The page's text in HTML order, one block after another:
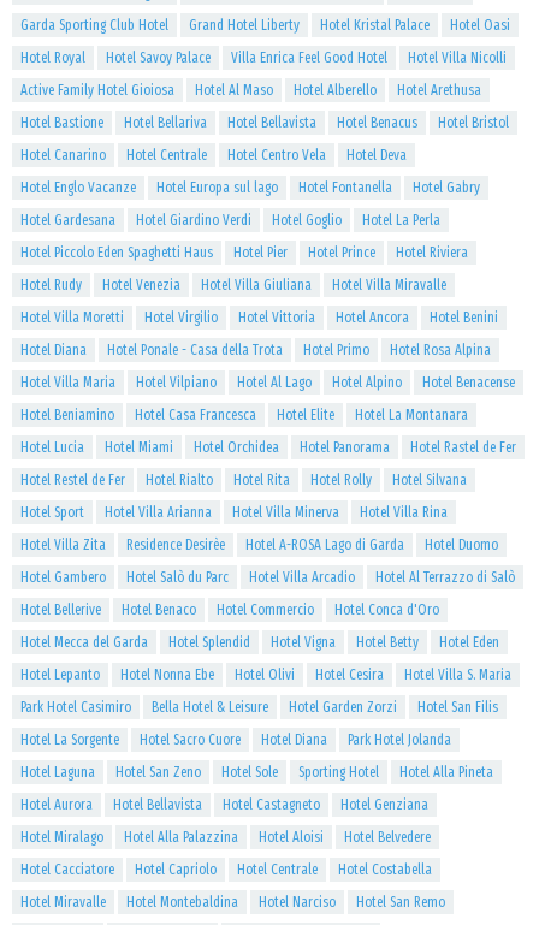
Garda Sporting Club Hotel
Grand Hotel Liberty Hotel Kristal Palace
Hotel Oasi
Hotel Royal
Hotel Savoy Palace Villa Enrica Feel Good Hotel
Hotel Villa Nicolli
Active Family Hotel Gioiosa
Hotel Al Maso Hotel Alberello
Hotel Arethusa
Hotel Bastione
Hotel Bellariva Hotel Bellavista Hotel Benacus
Hotel Bristol
Hotel Canarino
Hotel Centrale Hotel Centro Vela
Hotel Deva
Hotel Englo Vacanze
Hotel Europa sul lago Hotel Fontanella
Hotel Gabry
Hotel Gardesana
Hotel Giardino Verdi Hotel Goglio
Hotel La Perla
Hotel Piccolo Eden Spaghetti Haus
Hotel Pier Hotel Prince
Hotel Riviera
Hotel Rudy
Hotel Venezia Hotel Villa Giuliana
Hotel Villa Miravalle
Hotel Villa Moretti
Hotel Virgilio Hotel Vittoria Hotel Ancora
Hotel Benini
Hotel Diana
Hotel Ponale - Casa della Trota Hotel Primo
Hotel Rosa Alpina
Hotel Villa Maria
Hotel Vilpiano Hotel Al Lago Hotel Alpino
Hotel Benacense
Hotel Beniamino
Hotel Casa Francesca Hotel Elite
Hotel La Montanara
Hotel Lucia
Hotel Miami Hotel Orchidea Hotel Panorama
Hotel Rastel de Fer
Hotel Restel de Fer
Hotel Rialto Hotel Rita Hotel Rolly
Hotel Silvana
Hotel Sport
Hotel Villa Arianna Hotel Villa Minerva
Hotel Villa Rina
Hotel Villa Zita
Residence Desirèe Hotel A-ROSA Lago di Garda
Hotel Duomo
Hotel Gambero
Hotel Salò du Parc Hotel Villa Arcadio
Hotel Al Terrazzo di Salò
Hotel Bellerive
Hotel Benaco Hotel Commercio
Hotel Conca d'Oro
Hotel Mecca del Garda
Hotel Splendid Hotel Vigna Hotel Betty
Hotel Eden
Hotel Lepanto
Hotel Nonna Ebe Hotel Olivi Hotel Cesira
Hotel Villa S. Maria
Park Hotel Casimiro
Bella Hotel & Leisure Hotel Garden Zorzi
Hotel San Filis
Hotel La Sorgente
Hotel Sacro Cuore Hotel Diana
Park Hotel Jolanda
Hotel Laguna
Hotel San Zeno Hotel Sole Sporting Hotel
Hotel Alla Pineta
Hotel Aurora
Hotel Bellavista Hotel Castagneto
Hotel Genziana
Hotel Miralago
Hotel Alla Palazzina Hotel Aloisi
Hotel Belvedere
Hotel Cacciatore
Hotel Capriolo Hotel Centrale
Hotel Costabella
Hotel Miravalle
Hotel Montebaldina Hotel Narciso
Hotel San Remo